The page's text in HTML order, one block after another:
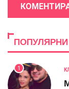
ПОПУЛЯРНИ
1